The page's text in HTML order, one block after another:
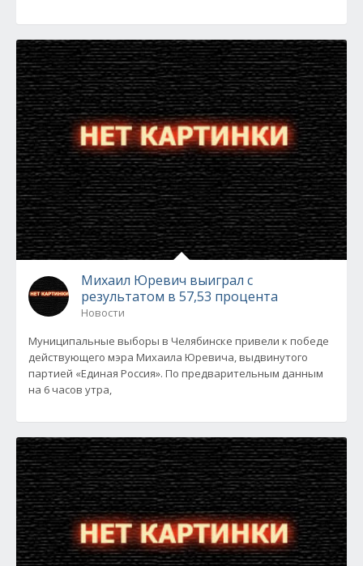
Михаил Юревич выиграл с
результатом в 57,53 процента
Новости
Муниципальные выборы в Челябинске привели к победе
действующего мэра Михаила Юревича, выдвинутого
партией «Единая Россия». По предварительным данным
на 6 часов утра,